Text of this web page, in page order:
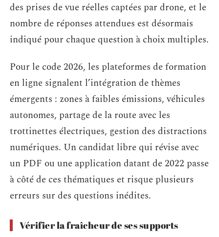
des prises de vue réelles captées par drone, et le
nombre de réponses attendues est désormais
indiqué pour chaque question à choix multiples.
Pour le code 2026, les plateformes de formation
en ligne signalent l’intégration de thèmes
émergents : zones à faibles émissions, véhicules
autonomes, partage de la route avec les
trottinettes électriques, gestion des distractions
numériques. Un candidat libre qui révise avec
un PDF ou une application datant de 2022 passe
à côté de ces thématiques et risque plusieurs
erreurs sur des questions inédites.
Vérifier la fraîcheur de ses supports